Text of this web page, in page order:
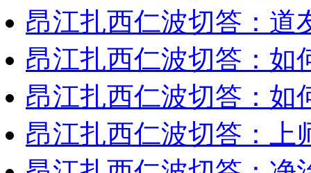
昂江扎西仁波切答：道
昂江扎西仁波切答：如
昂江扎西仁波切答：如
昂江扎西仁波切答：上